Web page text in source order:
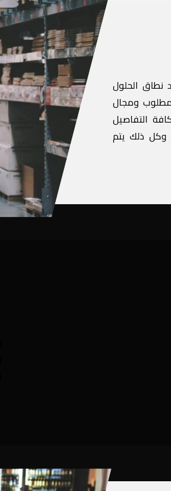
نطاق الحلول
ومجال
التفاصيل
وكل ذلك يتم